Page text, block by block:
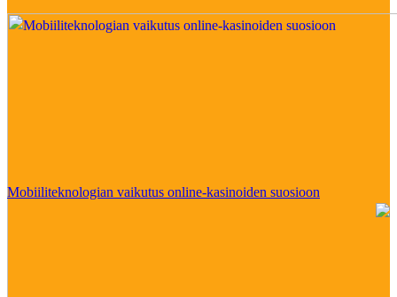
Mobiiliteknologian vaikutus online-kasinoiden suosioon